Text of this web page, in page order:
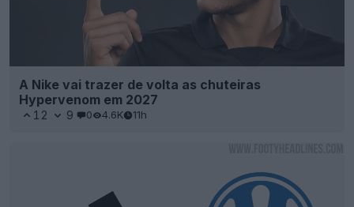
A Nike vai trazer de volta as chuteiras
Hypervenom em 2027
12 9 0 4.6K 11h